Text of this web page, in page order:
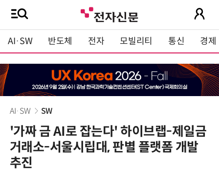
AI·SW 반도체 전자 모빌리티 통신 경제
AI·SW SW
'가짜 금 AI로 잡는다' 하이브랩-제일금
거래소-서울시립대, 판별 플랫폼 개발
추진